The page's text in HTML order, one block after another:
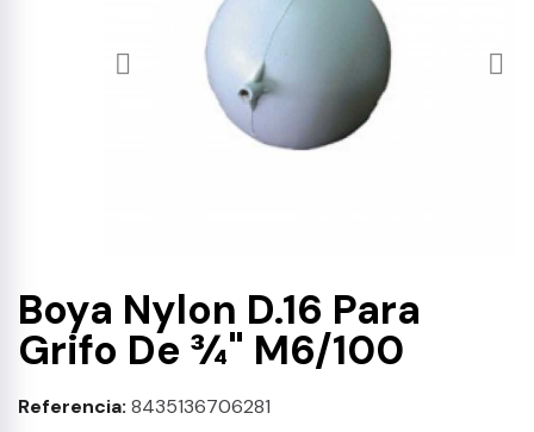
Boya Nylon D.16 Para
Grifo De ¾" M6/100
Referencia 8435136706281